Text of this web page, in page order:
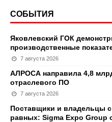
СОБЫТИЯ
Яковлевский ГОК
производственные
7 августа 2026
АЛРОСА направила 4,8
отраслевого ПО
7 августа 2026
Поставщики и владельцы
равных: Sigma Expo Group